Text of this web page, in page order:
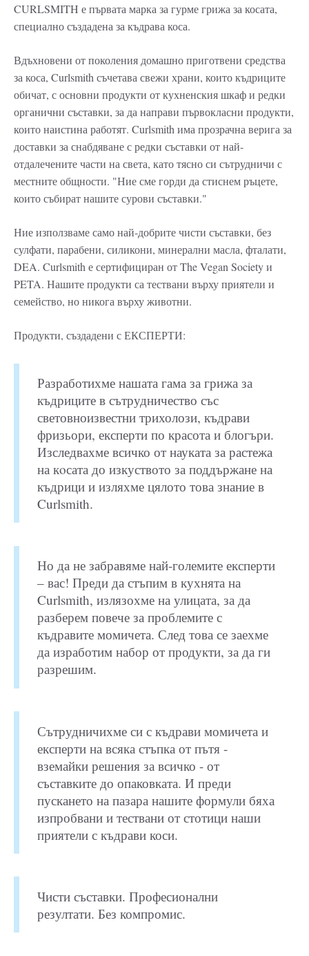
CURLSMITH е първата марка за гурме грижа за косата,
специално създадена за къдрава коса.
Вдъхновени от поколения домашно приготвени средства
за коса, Curlsmith съчетава свежи храни, които къдриците
обичат, с основни продукти от кухненския шкаф и редки
органични съставки, за да направи първокласни продукти,
които наистина работят. Curlsmith има прозрачна верига за
доставки за снабдяване с редки съставки от най-
отдалечените части на света, като тясно си сътрудничи с
местните общности. "Ние сме горди да стиснем ръцете,
които събират нашите сурови съставки."
Ние използваме само най-добрите чисти съставки, без
сулфати, парабени, силикони, минерални масла, фталати,
DEA. Curlsmith е сертифициран от The Vegan Society и
PETA. Нашите продукти са тествани върху приятели и
семейство, но никога върху животни.
Продукти, създадени с ЕКСПЕРТИ:
Разработихме нашата гама за грижа за
къдриците в сътрудничество със
световноизвестни трихолози, къдрави
фризьори, експерти по красота и блогъри.
Изследвахме всичко от науката за растежа
на кoсата до изкуството за поддържане на
къдрици и изляхме цялото това знание в
Curlsmith.
Но да не забравяме най-големите експерти
– вас! Преди да стъпим в кухнята на
Curlsmith, излязохме на улицата, за да
разберем повече за проблемите с
къдравите момичета. След това се заехме
да изработим набор от продукти, за да ги
разрешим.
Сътрудничихме си с къдрави момичета и
експерти на всяка стъпка от пътя -
вземайки решения за всичко - от
съставките до опаковката. И преди
пускането на пазара нашите формули бяха
изпробвани и тествани от стотици наши
приятели с къдрави коси.
Чисти съставки. Професионални
резултати. Без компромис.